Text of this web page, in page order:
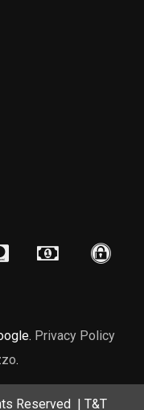
Privacy Policy
.
Reserved | T&T